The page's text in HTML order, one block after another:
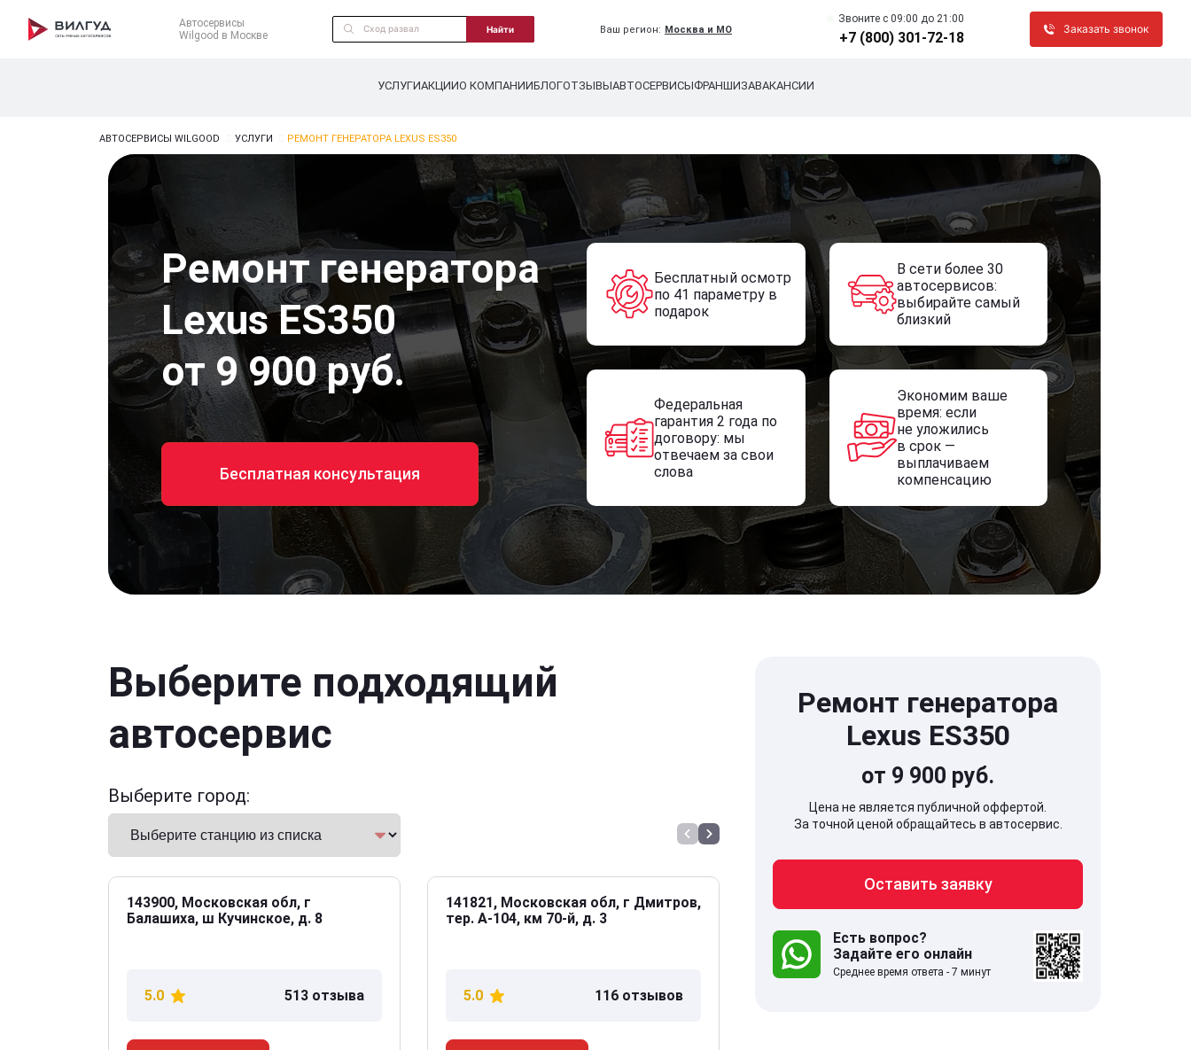
Автосервисы
Wilgood в Москве
Найти Ваш регион: Москва и МО
Звоните c 09:00 до 21:00
+7 (800) 301-72-18
Заказать звонок
УСЛУГИАКЦИИО КОМПАНИИБЛОГОТЗЫВЫАВТОСЕРВИСЫФРАНШИЗАВАКАНСИИ
АВТОСЕРВИСЫ WILGOOD УСЛУГИ РЕМОНТ ГЕНЕРАТОРА LEXUS ES350
Ремонт генератора
Lexus ES350
от 9 900 руб.
Бесплатная консультация
Бесплатный осмотр
по 41 параметру в
подарок
В сети более 30
автосервисов:
выбирайте самый
близкий
Федеральная
гарантия 2 года по
договору: мы
отвечаем за свои
слова
Экономим ваше
время: если
не уложились
в срок —
выплачиваем
компенсацию
Выберите подходящий
автосервис
Выберите город:
143900, Московская обл, г
Балашиха, ш Кучинское, д. 8
5.0 513 отзыва
141821, Московская обл, г Дмитров,
тер. А-104, км 70-й, д. 3
5.0 116 отзывов
141707, Московская обл,
дом 5
Ремонт генератора
Lexus ES350
от 9 900 руб.
Цена не является публичной оффертой.
За точной ценой обращайтесь в автосервис.
Оставить заявку
Есть вопрос?
Задайте его онлайн
Среднее время ответа - 7 минут